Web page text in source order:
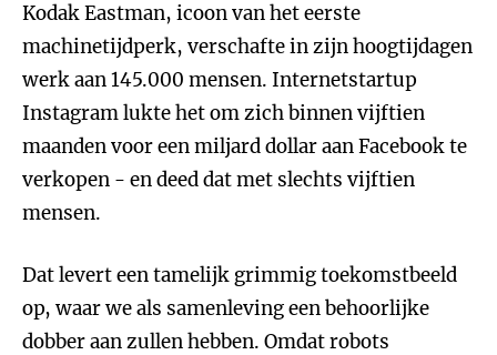
Kodak Eastman, icoon van het eerste
machinetijdperk, verschafte in zijn hoogtijdagen
werk aan 145.000 mensen. Internetstartup
Instagram lukte het om zich binnen vijftien
maanden voor een miljard dollar aan Facebook te
verkopen - en deed dat met slechts vijftien
mensen.
Dat levert een tamelijk grimmig toekomstbeeld
op, waar we als samenleving een behoorlijke
dobber aan zullen hebben. Omdat robots